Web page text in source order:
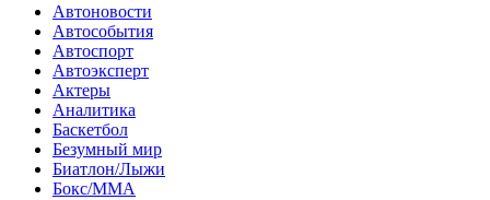
Автоновости
Автособытия
Автоспорт
Автоэксперт
Актеры
Аналитика
Баскетбол
Безумный мир
Биатлон/Лыжи
Бокс/MMA